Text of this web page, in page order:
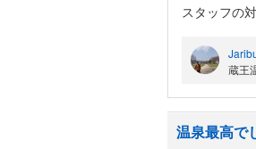
スタッフの
が痛い人に
部屋にあっ
蔵王
温泉最高で